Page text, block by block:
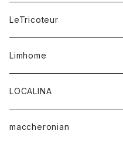
バンダナ
タンクトップ
Tシャツ
コート
シャツ
ボトム
スカート
パンツ
レディース
アウター
カットソー
トップス
シャツ
LeTricoteur
カーディガン
Limhome
LOCALINA
ロングスリーブテーシャツ
maccheronian